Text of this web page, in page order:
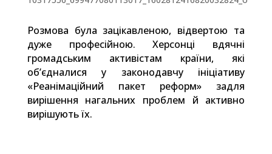
Розмова була зацікавленою, відвертою та
дуже професійною. Херсонці вдячні
громадським активістам країни, які
об’єдналися у законодавчу ініціативу
«Реанімаційний пакет реформ» задля
вирішення нагальних проблем й активно
вирішують їх.